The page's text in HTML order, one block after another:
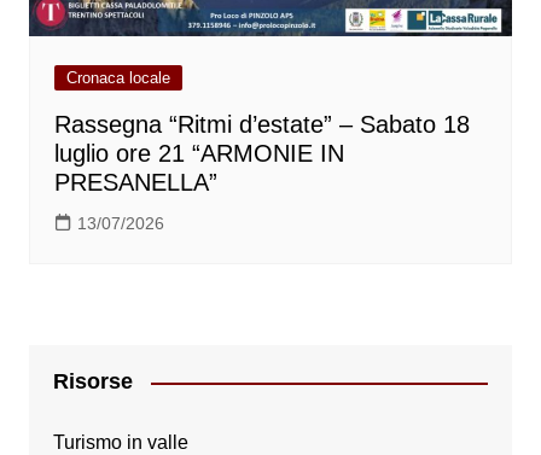
Cronaca locale
Rassegna “Ritmi d’estate” – Sabato 18
luglio ore 21 “ARMONIE IN
PRESANELLA”
13/07/2026
Risorse
Turismo in valle